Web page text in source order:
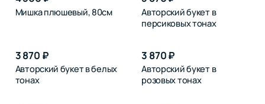
Мишка плюшевый, 80см
Авторский букет в
персиковых тонах
3 870 ₽
Авторский букет в белых
тонах
3 870 ₽
Авторский букет в
розовых тонах